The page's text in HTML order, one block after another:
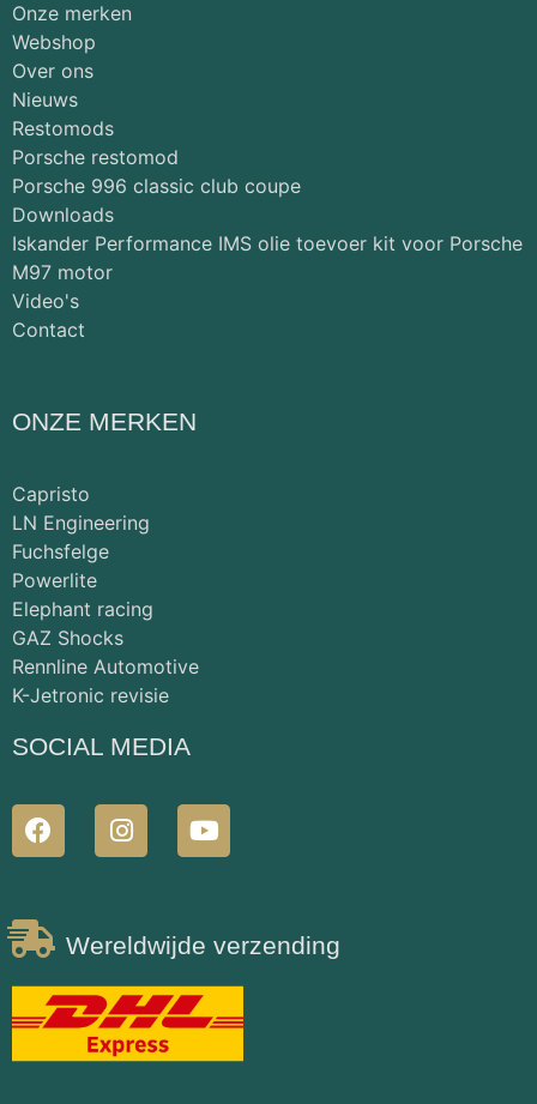
Onze merken
Webshop
Over ons
Nieuws
Restomods
Porsche restomod
Porsche 996 classic club coupe
Downloads
Iskander Performance IMS olie toevoer kit voor Porsche
M97 motor
Video's
Contact
ONZE MERKEN
Capristo
LN Engineering
Fuchsfelge
Powerlite
Elephant racing
GAZ Shocks
Rennline Automotive
K-Jetronic revisie
SOCIAL MEDIA
Wereldwijde verzending